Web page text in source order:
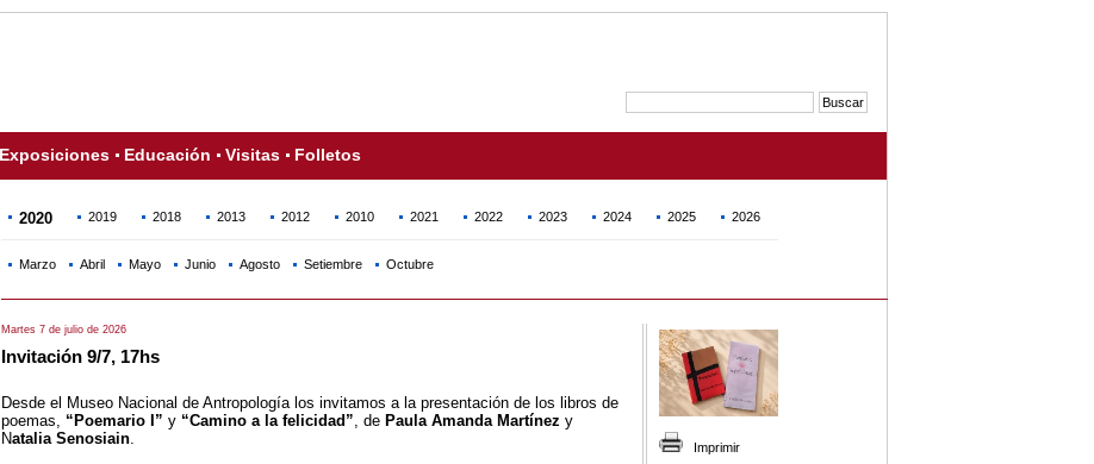
Exposiciones Educación Visitas Folletos
2020 2019 2018 2013 2012 2010 2021 2022 2023 2024 2025 2026
Marzo Abril Mayo Junio Agosto Setiembre Octubre
Martes 7 de julio de 2026
Invitación 9/7, 17hs
Desde el Museo Nacional de Antropología los invitamos a la presentación de los libros de
poemas, “Poemario I” y “Camino a la felicidad”, de Paula Amanda Martínez y
Natalia Senosiain.
Imprimir